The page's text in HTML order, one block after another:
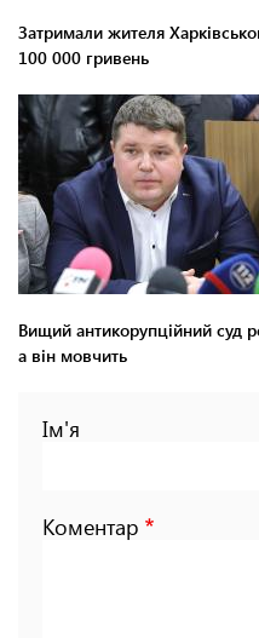
Затримали жителя
100 000 гривень
Вищий антикорупційний суд
а він мовчить
Ім'я
Коментар